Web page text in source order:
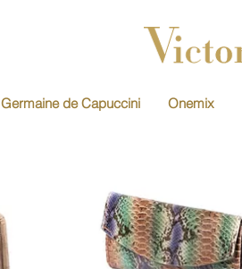
Germaine de Capuccini Onemix